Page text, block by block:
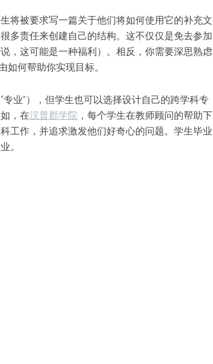
将被要求写一篇关于他们将如何使用它的补充文
多责任来创建自己的结构。这不仅仅是免去参加
，这可能是一种福利）。相反，你需要深思熟虑
何帮助你实现目标。
业”），但学生也可以选择设计自己的跨学科专
，在汉普郡学院 ，每个学生在教师顾问的帮助下
工作，并追求激发他们好奇心的问题。学生毕业
。